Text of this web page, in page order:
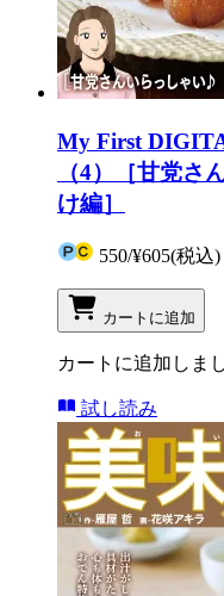
My First
（4）［甘党さ
け編］
550/¥605(税込)
カートに追加
カートに追加しま
試し読み